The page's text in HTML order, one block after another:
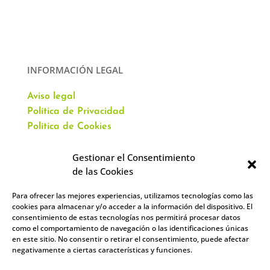
Gestionar el Consentimiento
de las Cookies
Para ofrecer las mejores experiencias, utilizamos tecnologías como las
cookies para almacenar y/o acceder a la información del dispositivo. El
consentimiento de estas tecnologías nos permitirá procesar datos
como el comportamiento de navegación o las identificaciones únicas
en este sitio. No consentir o retirar el consentimiento, puede afectar
negativamente a ciertas características y funciones.
INFORMACIÓN LEGAL
Aviso legal
Política de Privacidad
Política de Cookies
CONTACTO
Av. Virgen del Val, 51
Alcalá de Henares,